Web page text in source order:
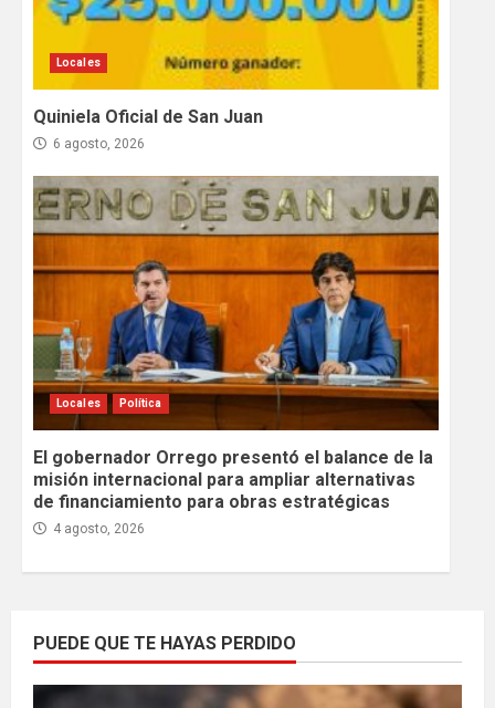
Locales
Quiniela Oficial de San Juan
6 agosto, 2026
Locales Política
El gobernador Orrego presentó el balance de la
misión internacional para ampliar alternativas
de financiamiento para obras estratégicas
4 agosto, 2026
PUEDE QUE TE HAYAS PERDIDO